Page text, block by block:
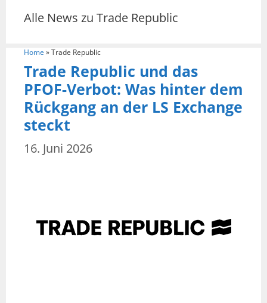
Alle News zu Trade Republic
Home »Trade Republic
Trade Republic und das
PFOF-Verbot: Was hinter dem
Rückgang an der LS Exchange
steckt
16. Juni 2026